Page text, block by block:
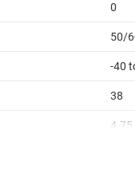
0
50/
-40
38
4.75